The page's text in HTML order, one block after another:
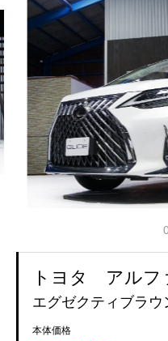
トヨタ アルフ
エグゼクティブラ
本体価格